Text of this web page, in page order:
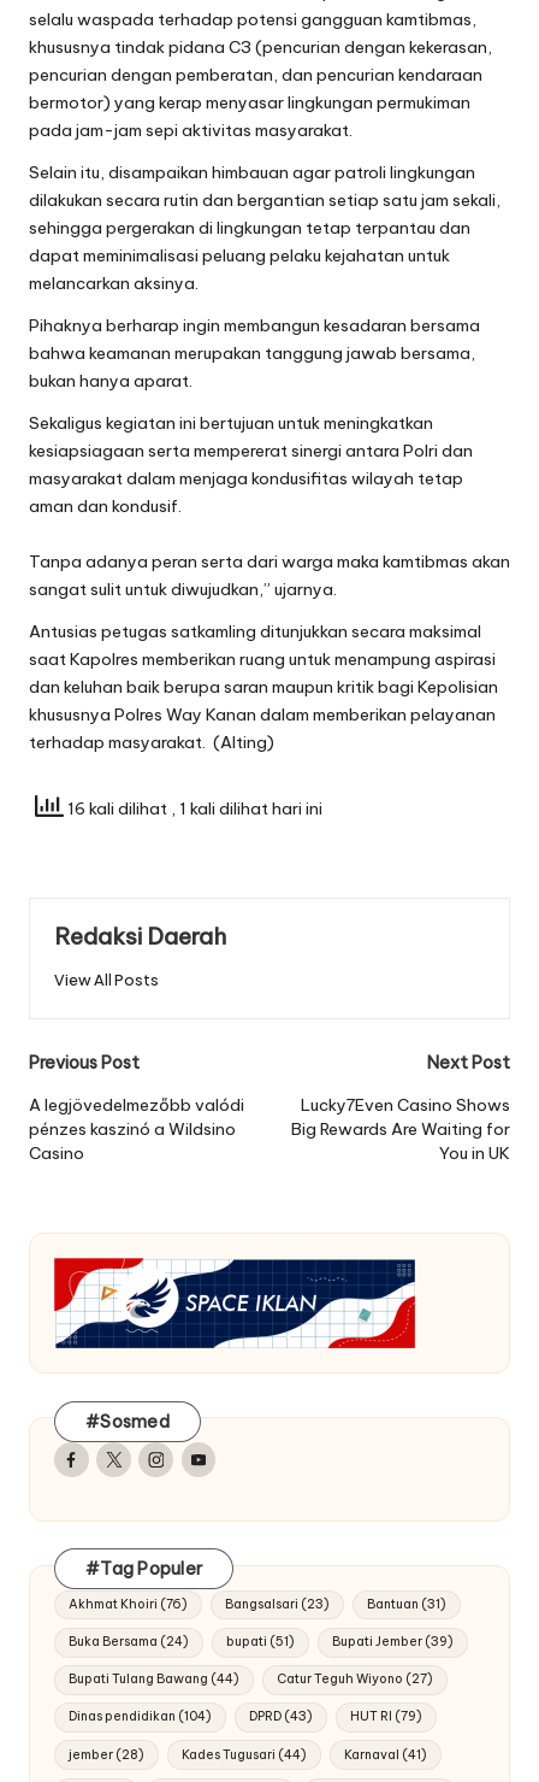
selalu waspada terhadap potensi gangguan kamtibmas,
khususnya tindak pidana C3 (pencurian dengan kekerasan,
pencurian dengan pemberatan, dan pencurian kendaraan
bermotor) yang kerap menyasar lingkungan permukiman
pada jam-jam sepi aktivitas masyarakat.
Selain itu, disampaikan himbauan agar patroli lingkungan
dilakukan secara rutin dan bergantian setiap satu jam sekali,
sehingga pergerakan di lingkungan tetap terpantau dan
dapat meminimalisasi peluang pelaku kejahatan untuk
melancarkan aksinya.
Pihaknya berharap ingin membangun kesadaran bersama
bahwa keamanan merupakan tanggung jawab bersama,
bukan hanya aparat.
Sekaligus kegiatan ini bertujuan untuk meningkatkan
kesiapsiagaan serta mempererat sinergi antara Polri dan
masyarakat dalam menjaga kondusifitas wilayah tetap
aman dan kondusif.
Tanpa adanya peran serta dari warga maka kamtibmas akan
sangat sulit untuk diwujudkan,” ujarnya.
Antusias petugas satkamling ditunjukkan secara maksimal
saat Kapolres memberikan ruang untuk menampung aspirasi
dan keluhan baik berupa saran maupun kritik bagi Kepolisian
khususnya Polres Way Kanan dalam memberikan pelayanan
terhadap masyarakat. (Alting)
16 kali dilihat , 1 kali dilihat hari ini
Redaksi Daerah
View All Posts
Post
navigation
Previous Post
A legjövedelmezőbb valódi
pénzes kaszinó a Wildsino
Casino
Next Post
Lucky7Even Casino Shows
Big Rewards Are Waiting for
You in UK
#Sosmed
Facebook
TwitterInstagram
Youtube
#Tag Populer
Akhmat Khoiri (76) Bangsalsari (23) Bantuan (31)
Buka Bersama (24) bupati (51) Bupati Jember(39)
Bupati Tulang Bawang (44) Catur Teguh Wiyono (27)
Dinas pendidikan (104) DPRD(43) HUT RI (79)
jember (28) Kades Tugusari (44) Karnaval (41)